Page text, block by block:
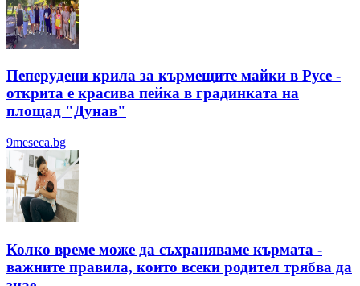
Пеперудени крила за кърмещите майки в Русе -
открита е красива пейка в градинката на
площад "Дунав"
9meseca.bg
Колко време може да съхраняваме кърмата -
важните правила, които всеки родител трябва да